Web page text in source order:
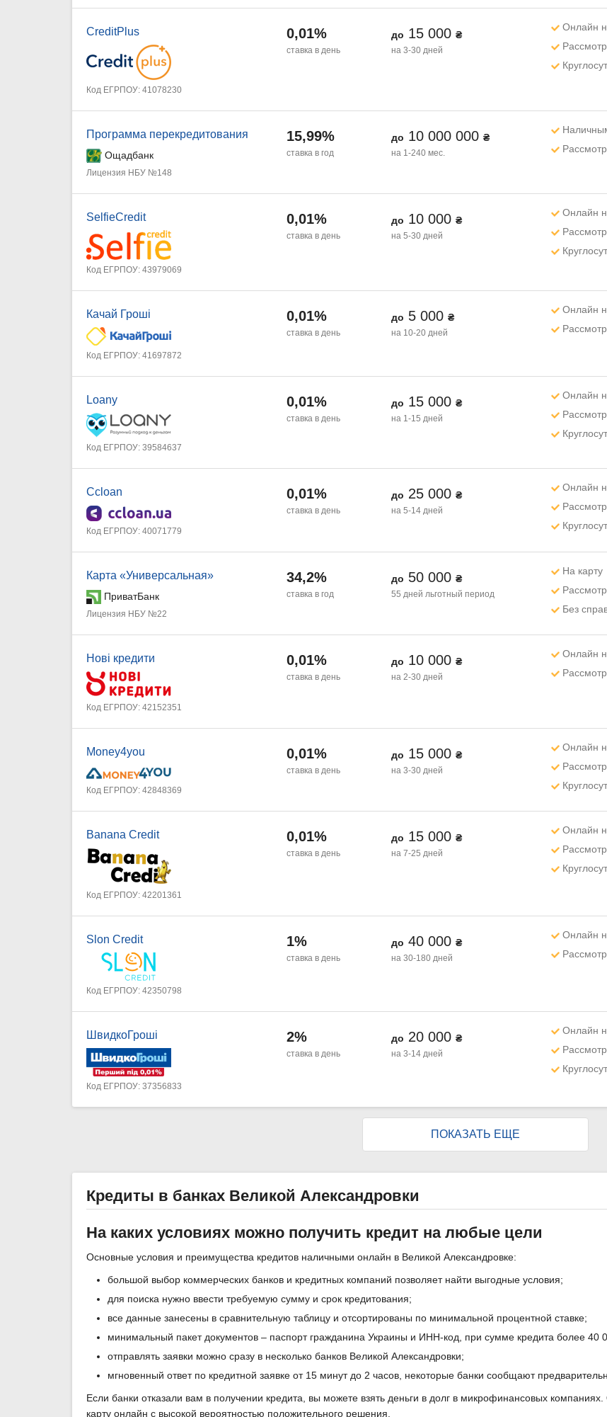
CreditPlus
Код ЕГРПОУ: 41078230
0,01%
ставка в день
до 15 000 ₴
на 3-30 дней
Онлайн
Программа перекредитования
Ощадбанк
Лицензия НБУ №148
15,99%
ставка в год
до 10 000 000 ₴
на 1-240 мес.
SelfieCredit
Код ЕГРПОУ: 43979069
0,01%
ставка в день
до 10 000 ₴
на 5-30 дней
Онлайн
Качай Гроші
Код ЕГРПОУ: 41697872
0,01%
ставка в день
до 5 000 ₴
на 10-20 дней
Онлайн
Loany
Код ЕГРПОУ: 39584637
0,01%
ставка в день
до 15 000 ₴
на 1-15 дней
Онлайн
Ccloan
Код ЕГРПОУ: 40071779
0,01%
ставка в день
до 25 000 ₴
на 5-14 дней
Онлайн
Карта «Универсальная»
ПриватБанк
Лицензия НБУ №22
34,2%
ставка в год
до 50 000 ₴
55 дней льготный период
На карту
Без
Нові кредити
Код ЕГРПОУ: 42152351
0,01%
ставка в день
до 10 000 ₴
на 2-30 дней
Онлайн
Money4you
Код ЕГРПОУ: 42848369
0,01%
ставка в день
до 15 000 ₴
на 3-30 дней
Онлайн
Banana Credit
Код ЕГРПОУ: 42201361
0,01%
ставка в день
до 15 000 ₴
на 7-25 дней
Онлайн
Slon Credit
Код ЕГРПОУ: 42350798
1%
ставка в день
до 40 000 ₴
на 30-180 дней
Онлайн
ШвидкоГроші
Код ЕГРПОУ: 37356833
2%
ставка в день
до 20 000 ₴
на 3-14 дней
Онлайн
ПОКАЗАТЬ ЕЩЕ
Кредиты в банках Великой Александровки
На каких условиях можно получить кредит на любые цели
Основные условия и преимущества кредитов наличными онлайн в Великой Александровке:
большой выбор коммерческих банков и кредитных компаний позволяет найти выгодные условия;
для поиска нужно ввести требуемую сумму и срок кредитования;
все данные занесены в сравнительную таблицу и отсортированы по минимальной процентной ставке;
минимальный пакет документов – паспорт гражданина Украины и ИНН-код, при сумме кредита более 40
отправлять заявки можно сразу в несколько банков Великой Александровки;
мгновенный ответ по кредитной заявке от 15 минут до 2 часов, некоторые банки сообщают
Если банки отказали вам в получении кредита, вы можете взять деньги в долг в микрофинансовых
карту онлайн с высокой вероятностью положительного решения.